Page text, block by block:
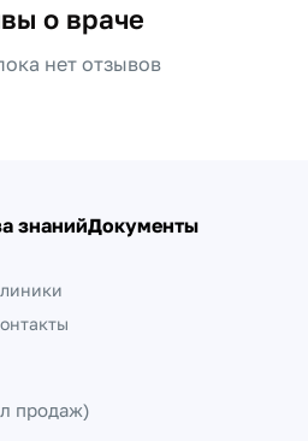
о враче
нет отзывов
знанийДокументы
продаж)